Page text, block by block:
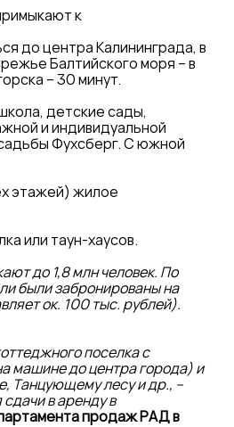
к
до центра Калининграда, в
Балтийского моря – в
– 30 минут.
детские сады,
и индивидуальной
Фухсберг. С южной
этажей) жилое
или таун-хаусов.
до 1,8 млн человек. По
были забронированы на
ок. 100 тыс. рублей).
поселка с
машине до центра города) и
Танцующему лесу и др., –
в аренду в
продаж РАД в